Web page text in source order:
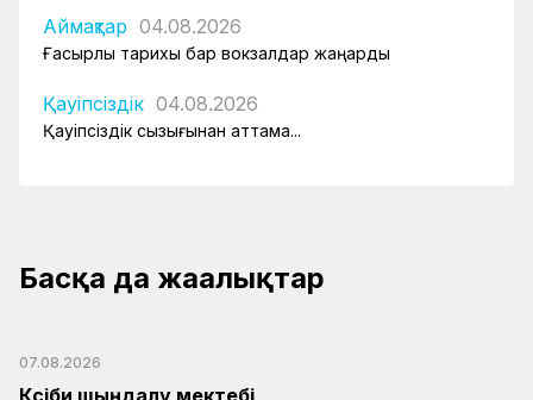
Аймақтар 04.08.2026
Ғасырлық тарихы бар вокзалдар жаңарды
Қауіпсіздік 04.08.2026
Қауіпсіздік сызығынан аттама...
Басқа да жаңалықтар
07.08.2026